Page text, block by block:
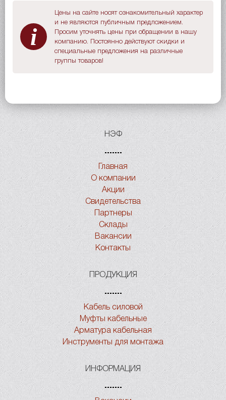
i
Цены на сайте носят ознакомительный характер
и не являются публичным предложением.
Просим уточнять цены при обращении в нашу
компанию. Постоянно действуют скидки и
специальные предложения на различные
группы товаров!
НЭФ
Главная
О компании
Акции
Свидетельства
Партнеры
Склады
Вакансии
Контакты
ПРОДУКЦИЯ
Кабель силовой
Муфты кабельные
Арматура кабельная
Инструменты для монтажа
ИНФОРМАЦИЯ